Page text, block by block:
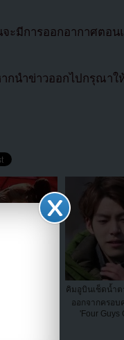
มีการออกอากาศตอน
กนำข่าวออกไปกรุณา
คิมอูบินเช็ดน้ำต
ออกจากครอบ
'Four Guys